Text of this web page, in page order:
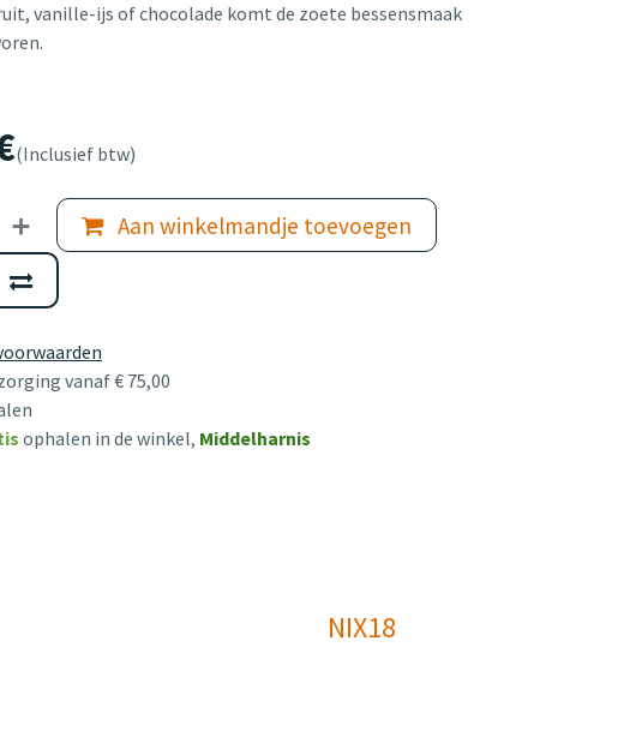
vanille-ijs of chocolade komt de zoete bessensmaak
(Inclusief btw)
Aan winkelmandje toevoegen
vanaf € 75,00
ophalen in de winkel, Middelharnis
NIX18